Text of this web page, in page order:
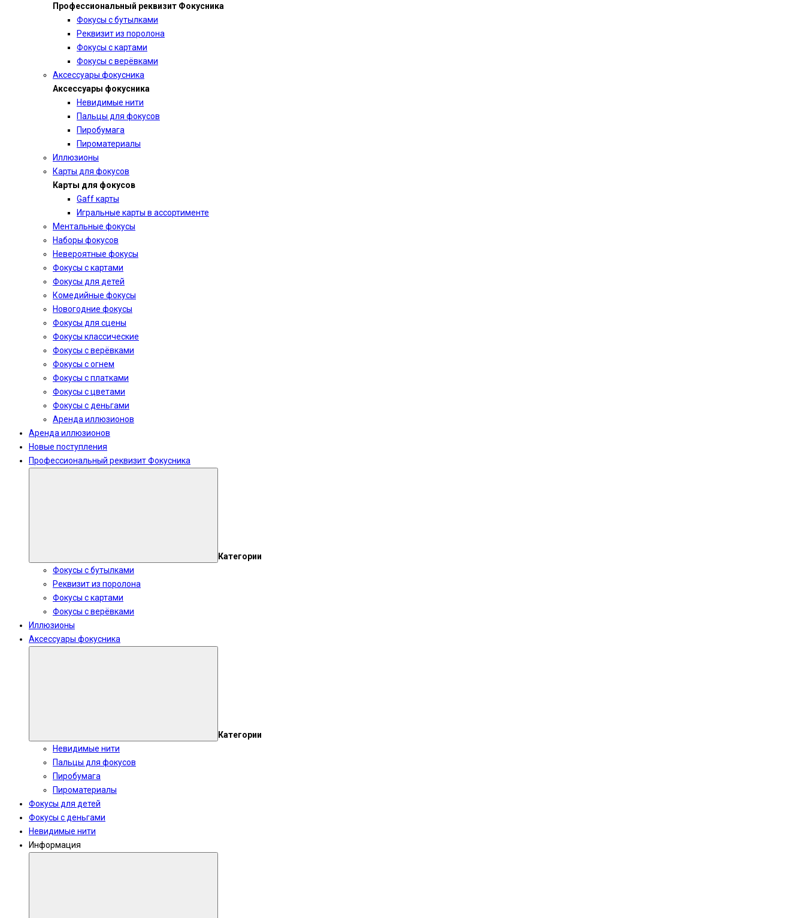
Профессиональный реквизит Фокусника
Фокусы с бутылками
Реквизит из поролона
Фокусы с картами
Фокусы с верёвками
Аксессуары фокусника
Аксессуары фокусника
Невидимые нити
Пальцы для фокусов
Пиробумага
Пироматериалы
Иллюзионы
Карты для фокусов
Карты для фокусов
Gaff карты
Игральные карты в ассортименте
Ментальные фокусы
Наборы фокусов
Невероятные фокусы
Фокусы с картами
Фокусы для детей
Комедийные фокусы
Новогодние фокусы
Фокусы для сцены
Фокусы классические
Фокусы с верёвками
Фокусы с огнем
Фокусы с платками
Фокусы с цветами
Фокусы с деньгами
Аренда иллюзионов
Аренда иллюзионов
Новые поступления
Профессиональный реквизит Фокусника
Категории
Фокусы с бутылками
Реквизит из поролона
Фокусы с картами
Фокусы с верёвками
Иллюзионы
Аксессуары фокусника
Категории
Невидимые нити
Пальцы для фокусов
Пиробумага
Пироматериалы
Фокусы для детей
Фокусы с деньгами
Невидимые нити
Информация